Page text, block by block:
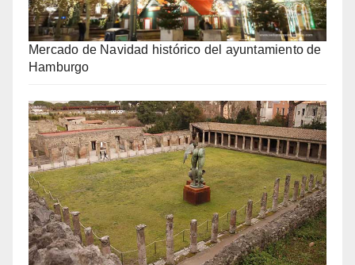
Mercado de Navidad histórico del ayuntamiento de
Hamburgo